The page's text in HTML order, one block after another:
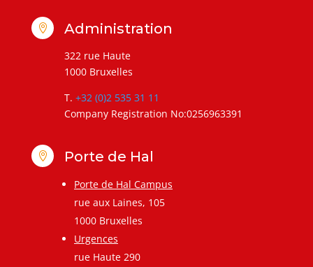
 Administration
322 rue Haute
1000 Bruxelles
T. +32 (0)2 535 31 11
Company Registration No:0256963391
 Porte de Hal
Porte de Hal Campus
rue aux Laines, 105
1000 Bruxelles
Urgences
rue Haute 290